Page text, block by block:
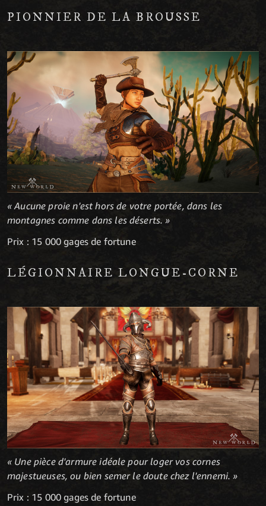
PIONNIER DE LA BROUSSE
« Aucune proie n'est hors de votre portée, dans les
montagnes comme dans les déserts. »
Prix : 15 000 gages de fortune
LÉGIONNAIRE LONGUE-CORNE
« Une pièce d'armure idéale pour loger vos cornes
majestueuses, ou bien semer le doute chez l'ennemi. »
Prix : 15 000 gages de fortune